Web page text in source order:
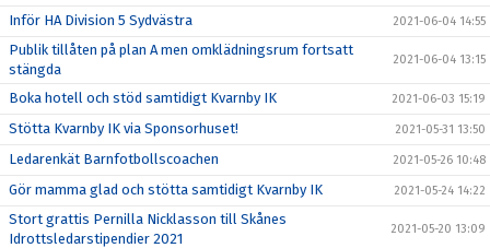
Inför HA Division 5 Sydvästra 2021-06-04 14:55
Publik tillåten på plan A men omklädningsrum fortsatt
stängda
2021-06-04 13:15
Boka hotell och stöd samtidigt Kvarnby IK 2021-06-03 15:19
Stötta Kvarnby IK via Sponsorhuset! 2021-05-31 13:50
Ledarenkät Barnfotbollscoachen 2021-05-26 10:48
Gör mamma glad och stötta samtidigt Kvarnby IK 2021-05-24 14:22
Stort grattis Pernilla Nicklasson till Skånes
Idrottsledarstipendier 2021
2021-05-20 13:09